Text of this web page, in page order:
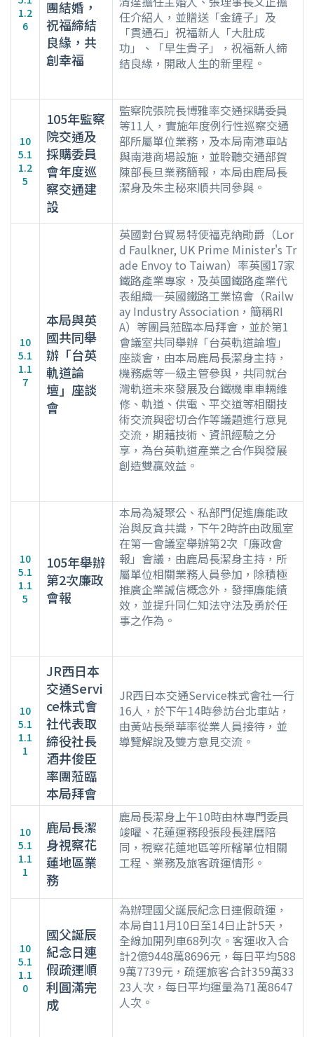
1.2
6
團結婚，
祝福締結
良緣，共
創幸福
任介紹人，並贈送「金鏟子」及
「貫通石」祝福新人「大肚成
功」、「早生貴子」，祝福新人締
結良緣，開啟人生的新里程。
10
5.1
1.2
5
105年監察
院交通及
採購委員
會年度巡
察交通建
設
監察院張院長博雅率交通採購委員
等11人，實施年度例行性巡察交通
部所屬單位業務，及本局南港車站
與南港商場設施，並聆聽交通部賀
陳部長旦業務簡報，本局由鹿局長
潔身及朱主秘來順共同參與。
10
5.1
1.1
7
本局與英
國共同舉
辦「台英
軌道論
壇」座談
會
英國對台貿易特使福克納勛爵（Lor
d Faulkner, UK Prime Minister's Tr
ade Envoy to Taiwan）率英國17家
鐵路產業專家，及英國鐵路產業代
表組織─英國鐵路工業協會（Railw
ay Industry Association，簡稱RI
A）等團員蒞臨本局拜會，並於第1
會議室共同舉辦「台英軌道論壇」
座談會，由本局鹿局長潔身主持，
機務處等一級主管參與，共同就台
灣軌道未來發展及台鐵機車車輛維
修、軌道、供電、平交道等相關技
術交流與密切合作等議題進行意見
交流，期藉技術、資訊經驗之分
享，為台英軌道產業之合作與發展
創造雙贏效益。
10
5.1
1.1
5
105年舉辦
第2次廉政
會報
本局為凝聚公、私部門促進廉能政
治與反貪共識，下午2時許由政風室
在第一會議室舉辦第2次「廉政會
報」會議，由鹿局長潔身主持，所
屬單位相關業務人員參加，除積極
推廣企業誠信概念外，發揮廉能績
效，並提升同仁知法守法及勇於任
事之作為。
10
5.1
1.1
1
JR西日本
交通Servi
ce株式會
社代表取
締役社長
酒井俊臣
率團蒞臨
本局拜會
JR西日本交通Service株式會社一行
16人，於下午14時參訪台北車站，
由黃站長榮華率從業人員接待，並
導覽解說及雙方意見交流。
10
5.1
1.1
1
鹿局長潔
身視察花
蓮地區業
務
鹿局長潔身上午10時由林專門委員
竣曜、花蓮運務段張段長建曆陪
同，視察花蓮地區等所轄單位相關
工程、業務及旅客疏運情形。
10
5.1
1.1
0
國父誕辰
紀念日連
假疏運順
利圓滿完
成
為辦理國父誕辰紀念日連假疏運，
本局自11月10日至14日止計5天，
全線加開列車68列次。客運收入合
計2億9448萬8696元，每日平均588
9萬7739元，疏運旅客合計359萬33
23人次，每日平均運量為71萬8647
人次。